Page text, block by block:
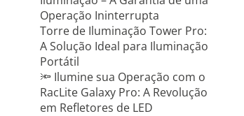
Operação Ininterrupta
Torre de Iluminação Tower Pro:
A Solução Ideal para Iluminação
Portátil
🔦 Ilumine sua Operação com o
RacLite Galaxy Pro: A Revolução
em Refletores de LED